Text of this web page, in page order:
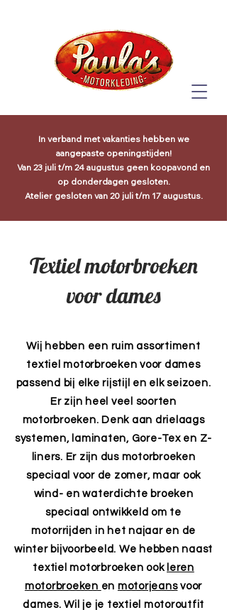
In verband met vakanties hebben we
aangepaste openingstijden!
Van 23 juli t/m 24 augustus geen koopavond en
op donderdagen gesloten.
Atelier gesloten van 20 juli t/m 17 augustus.
Textiel motorbroeken
voor dames
Wij hebben een ruim assortiment
textiel motorbroeken voor dames
passend bij elke rijstijl en elk seizoen.
Er zijn heel veel soorten
motorbroeken. Denk aan drielaags
systemen, laminaten, Gore-Tex en Z-
liners. Er zijn dus motorbroeken
speciaal voor de zomer, maar ook
wind- en waterdichte broeken
speciaal ontwikkeld om te
motorrijden in het najaar en de
winter bijvoorbeeld. We hebben naast
textiel motorbroeken ook leren
motorbroeken en motorjeansvoor
dames. Wil je je textiel motoroutfit